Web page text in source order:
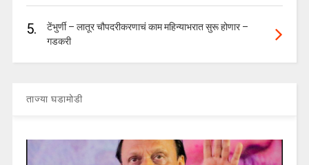
5.
टेंभुर्णी – लातूर चौपदरीकरणाचं काम महिन्याभरात सुरू होणार –
गडकरी
ताज्या घडामोडी